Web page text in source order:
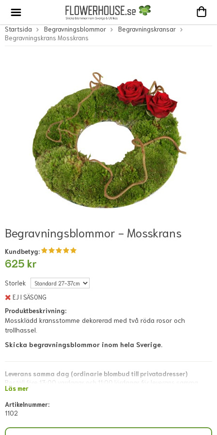
Startsida Begravningsblommor
Begravningskransar
Begravningskrans Mosskrans
Begravningsblommor - Mosskrans
Kundbetyg:
625 kr
Storlek
EJ I SÄSONG
Produktbeskrivning:
Mossklädd kransstomme dekorerad med två röda rosor och
trollhassel.
Skicka begravningsblommor inom hela Sverige.
Leverans samma dag (ordinarie blombud till privatadresser)
Beställ före 13:00 vardagar och 11:00 lördagar för leverans samma
dag. Lokala avvikelser kan förekomma; dessa visas i direkt kassan eller
Leverans samma dag (blombud till företagsadresser)
visas i direkt kassan eller meddelas snarast via mejl efter lagd
Läs mer
Artikelnummer:
1102